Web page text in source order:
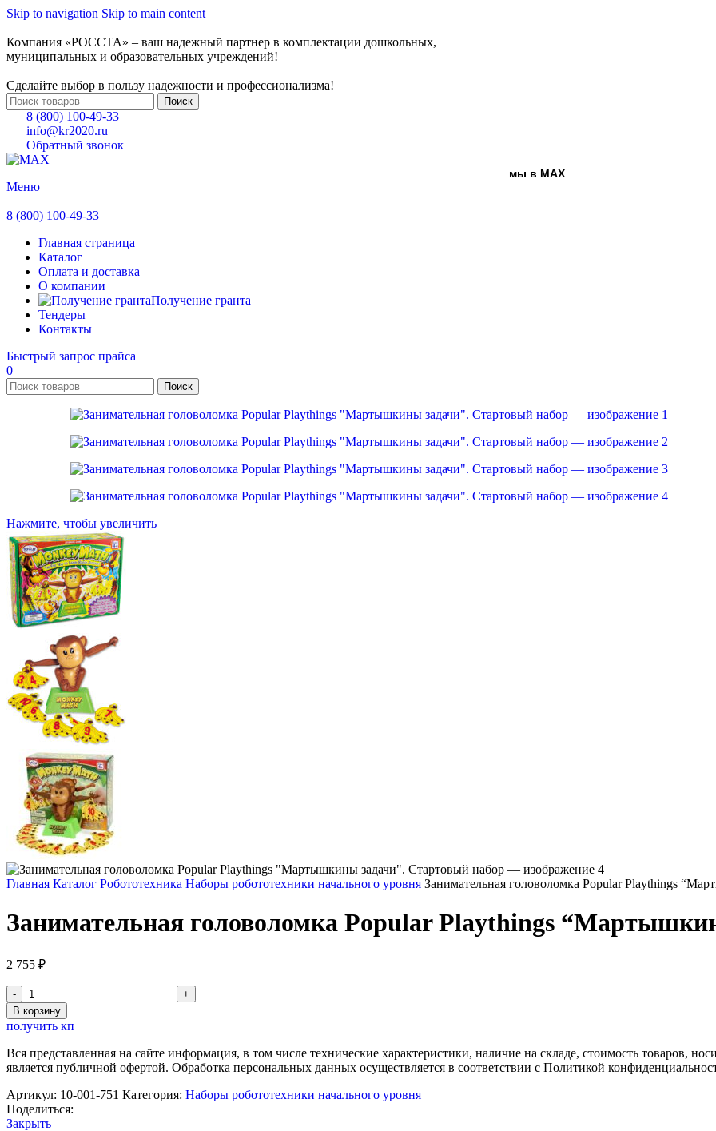
Skip to navigation Skip to main content
Компания «РОССТА» – ваш надежный партнер в комплектации дошкольных,
муниципальных и образовательных учреждений!
Сделайте выбор в пользу надежности и профессионализма!
Поиск
8 (800) 100-49-33
info@kr2020.ru
Обратный звонок
мы в MAX
Меню
8 (800) 100-49-33
Главная страница
Каталог
Оплата и доставка
О компании
Получение гранта
Тендеры
Контакты
Быстрый запрос прайса
0
Поиск
Нажмите, чтобы увеличить
Главная Каталог Робототехника Наборы робототехники начального уровня Занимательная головоломка Popular Playthings
Занимательная головоломка Popular Playthings
2 755 ₽
Количество
товара
Занимательная
головоломка
Popular
Playthings
"Мартышкины
задачи".
Стартовый
набор
В корзину
получить кп
Вся представленная на сайте информация, в том числе технические характеристики, наличие на складе, стоимость товаров,
является публичной офертой. Обработка персональных данных осуществляется в соответствии с Политикой
Артикул: 10-001-751 Категория: Наборы робототехники начального уровня
Поделиться:
Закрыть